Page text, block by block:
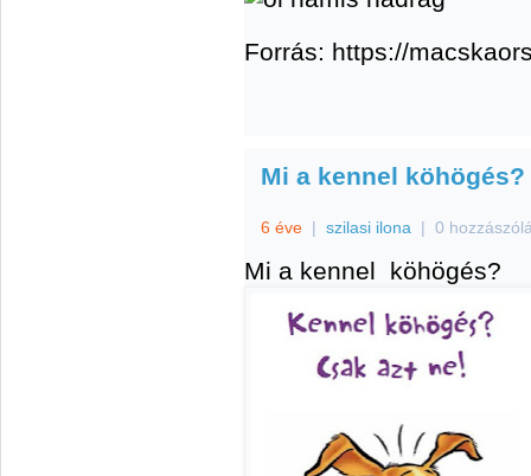
Forrás: https://
Mi a kennel köhögés?
6 éve | szilasi ilona | 0
Mi a kennel köhögés?